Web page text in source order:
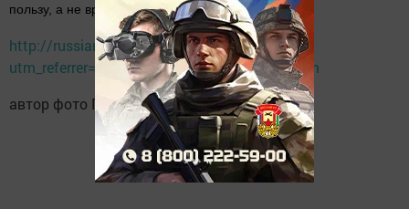
пользу, а не вред.
http://russian7.ru/post/chem-opasna-svekla/?
utm_referrer=https%3A%2F%2Fzen.yandex.com
автор фото Гульчачак Газизова.